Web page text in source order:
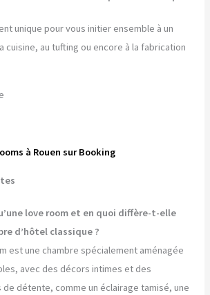
unique pour vous initier ensemble à un
cuisine, au tufting ou encore à la fabrication
à Rouen sur Booking
love room et en quoi diffère-t-elle
d’hôtel classique ?
est une chambre spécialement aménagée
avec des décors intimes et des
de détente, comme un éclairage tamisé, une